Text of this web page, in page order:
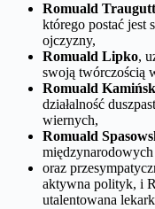
Romuald Traugutt
którego postać jest
ojczyzny,
Romuald Lipko,
swoją twórczością
Romuald
działalność
wiernych,
Romuald
oraz
aktywna polityk, i
utalentowana